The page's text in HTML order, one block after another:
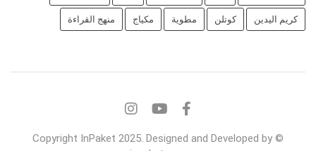
كريم اليدين كوتلن مطوية مكياج منهج القراءة
© Copyright InPaket 2025. Designed and Developed by